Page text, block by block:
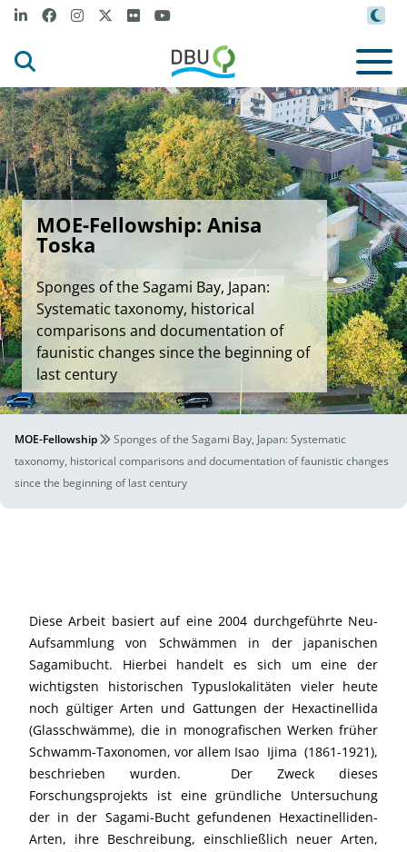
MOE-Fellowship: Anisa
Toska
Sponges of the Sagami Bay, Japan:
Systematic taxonomy, historical
comparisons and documentation of
faunistic changes since the beginning of
last century
MOE-Fellowship
Sponges of the Sagami Bay, Japan: Systematic
taxonomy, historical comparisons and documentation of faunistic changes
since the beginning of last century
Diese Arbeit basiert auf eine 2004 durchgeführte Neu-
Aufsammlung von Schwämmen in der japanischen
Sagamibucht. Hierbei handelt es sich um eine der
wichtigsten historischen Typuslokalitäten vieler heute
noch gültiger Arten und Gattungen der Hexactinellida
(Glasschwämme), die in monografischen Werken früher
Schwamm-Taxonomen, vor allem Isao Ijima (1861-1921),
beschrieben wurden. Der Zweck dieses
Forschungsprojekts ist eine gründliche Untersuchung
der in der Sagami-Bucht gefundenen Hexactinelliden-
Arten, ihre Beschreibung, einschließlich neuer Arten,